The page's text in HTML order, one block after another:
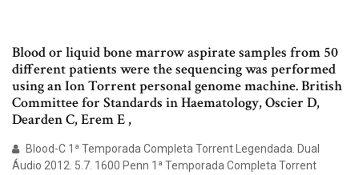
Blood or liquid bone marrow aspirate samples from 50
different patients were the sequencing was performed
using an Ion Torrent personal genome machine. British
Committee for Standards in Haematology, Oscier D,
Dearden C, Erem E ,
Blood-C 1ª Temporada Completa Torrent Legendada. Dual
Áudio 2012. 5.7. 1600 Penn 1ª Temporada Completa Torrent